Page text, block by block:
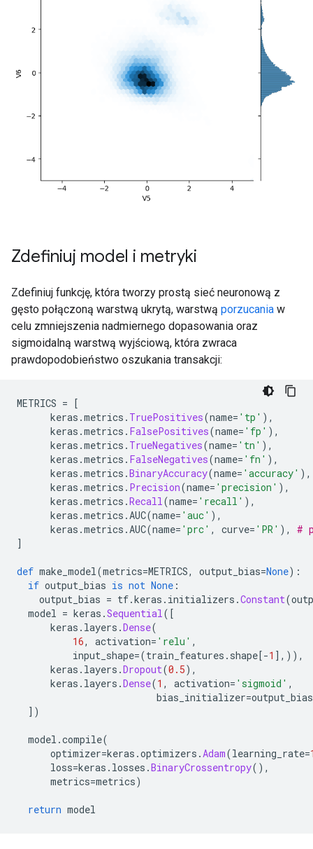
Zdefiniuj model i metryki
Zdefiniuj funkcję, która tworzy prostą sieć neuronową z
gęsto połączoną warstwą ukrytą, warstwą porzucania w
celu zmniejszenia nadmiernego dopasowania oraz
sigmoidalną warstwą wyjściową, która zwraca
prawdopodobieństwo oszukania transakcji:
METRICS = [
keras .metrics . TruePositives(name= 'tp' ),
keras .metrics . FalsePositives(name= 'fp' ),
keras .metrics . TrueNegatives(name= 'tn' ),
keras .metrics . FalseNegatives(name= 'fn' ),
keras .metrics .BinaryAccuracy(name= 'accuracy' ),
keras .metrics . Precision(name= 'precision' ),
keras .metrics .Recall(name= 'recall' ),
keras .metrics .AUC(name= 'auc' ),
keras .metrics .AUC(name= 'prc' , curve= 'PR' ),
#
]
def make_model(metrics=METRICS, output_bias=None):
if output_bias is not None :
output_bias = tf.keras . initializers .Constant(
model = keras .Sequential([
keras . layers .Dense(
16, activation= 'relu' ,
input_shape=(train_features . shape[-1 ],)),
keras . layers .Dropout(0.5),
keras . layers .Dense(1 , activation= 'sigmoid' ,
bias_initializer=output_bias
])
model .compile(
optimizer=keras .optimizers .Adam(learning_rate=
loss=keras . losses .BinaryCrossentropy(),
metrics=metrics)
return model